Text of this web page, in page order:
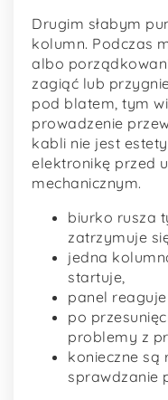
Drugim słabym
kolumn. Podczas
albo
zagiąć lub
pod blatem, tym
prowadzenie
kabli nie jest
elektronikę przed
mechanicznym.
biurko rusza
zatrzymuje
jedna
startuje,
panel
po
problemy z
konieczne są
sprawdzanie